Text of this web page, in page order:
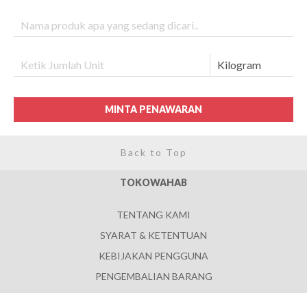
MINTA PENAWARAN
Back to Top
TOKOWAHAB
TENTANG KAMI
SYARAT & KETENTUAN
KEBIJAKAN PENGGUNA
PENGEMBALIAN BARANG